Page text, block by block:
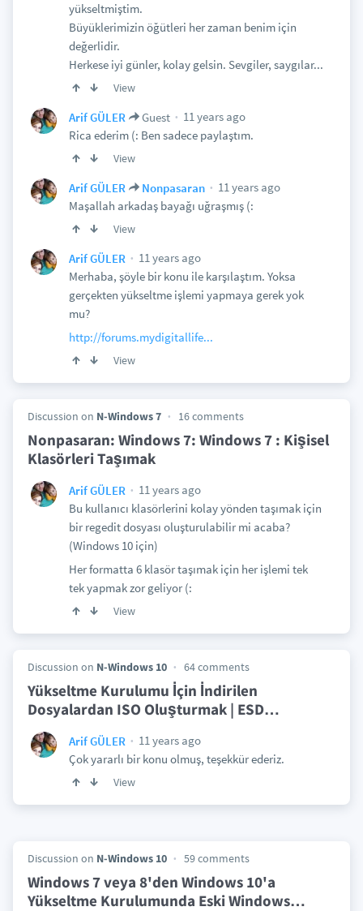
yükseltmiştim.
Büyüklerimizin öğütleri her zaman benim için
değerlidir.
Herkese iyi günler, kolay gelsin. Sevgiler, saygılar...
View
Arif GÜLER Guest
11 years ago
Rica ederim (: Ben sadece paylaştım.
View
Arif GÜLER Nonpasaran
11 years ago
Maşallah arkadaş bayağı uğraşmış (:
View
Arif GÜLER
11 years ago
Merhaba, şöyle bir konu ile karşılaştım. Yoksa
gerçekten yükseltme işlemi yapmaya gerek yok
mu?
http://forums.mydigitallife...
View
Discussion on N-Windows 7 16 comments
Nonpasaran: Windows 7: Windows 7 : Kişisel
Klasörleri Taşımak
Arif GÜLER
11 years ago
Bu kullanıcı klasörlerini kolay yönden taşımak için
bir regedit dosyası oluşturulabilir mi acaba?
(Windows 10 için)
Her formatta 6 klasör taşımak için her işlemi tek
tek yapmak zor geliyor (:
View
Discussion on N-Windows 10 64 comments
Yükseltme Kurulumu İçin İndirilen
Dosyalardan ISO Oluşturmak | ESD…
Arif GÜLER
11 years ago
Çok yararlı bir konu olmuş, teşekkür ederiz.
View
Discussion on N-Windows 10 59 comments
Windows 7 veya 8'den Windows 10'a
Yükseltme Kurulumunda Eski Windows…